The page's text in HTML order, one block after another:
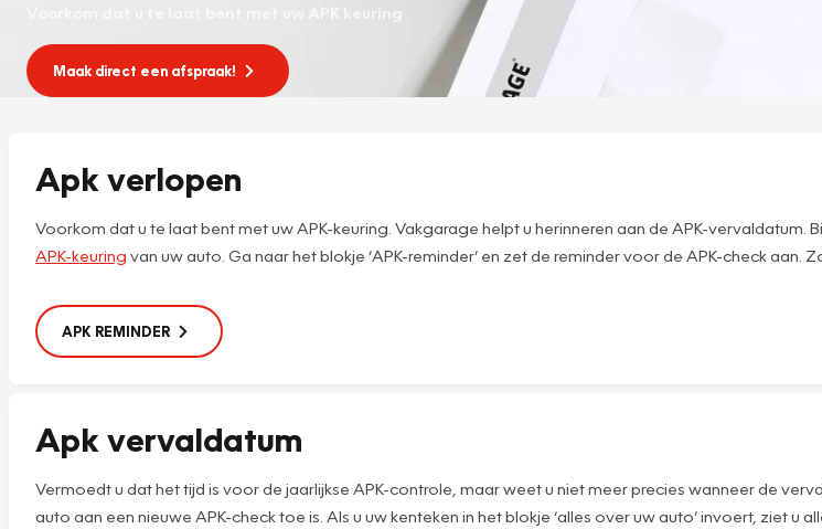
Voorkom dat u te laat bent met uw APK keuring
Maak direct een afspraak!
Apk verlopen
Voorkom dat u te laat bent met uw APK-keuring. Vakgarage helpt u herinneren aan de APK-
APK-keuring van uw auto. Ga naar het blokje ‘APK-reminder’ en zet de reminder voor de APK-check
APK REMINDER
Apk vervaldatum
Vermoedt u dat het tijd is voor de jaarlijkse APK-controle, maar weet u niet meer precies wanneer de
auto aan een nieuwe APK-check toe is. Als u uw kenteken in het blokje ‘alles over uw auto’ invoert, ziet